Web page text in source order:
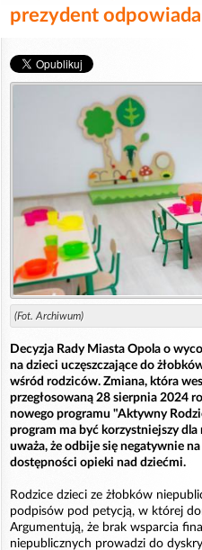
prezydent odpowiada
(Fot. Archiwum)
Decyzja Rady Miasta Opola o
na dzieci uczęszczające do
wśród rodziców. Zmiana, która
przegłosowaną 28 sierpnia 2024
nowego programu "Aktywny
program ma być korzystniejszy
uważa, że odbije się negatywnie
dostępności opieki nad dziećmi.
Rodzice dzieci ze żłobków
podpisów pod petycją, w której
Argumentują, że brak wsparcia
niepublicznych prowadzi do